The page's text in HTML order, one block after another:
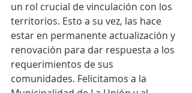
un rol crucial de vinculación con los
territorios. Esto a su vez, las hace
estar en permanente actualización y
renovación para dar respuesta a los
requerimientos de sus
comunidades. Felicitamos a la